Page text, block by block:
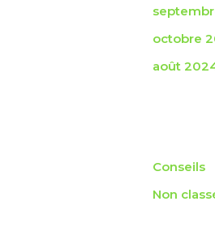
octobre
août
Conseils
Non